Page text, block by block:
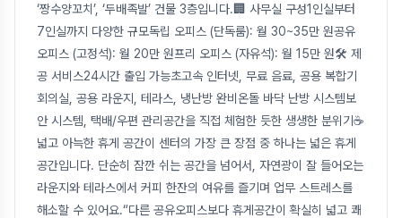
‘짱수양꼬치’, ‘두배족발’ 건물 3층입니다.🏢 사무실 구성1인실부터
7인실까지 다양한 규모독립 오피스 (단독룸): 월 30~35만 원공유
오피스 (고정석): 월 20만 원프리 오피스 (자유석): 월 15만 원🛠 제
공 서비스24시간 출입 가능초고속 인터넷, 무료 음료, 공용 복합기
회의실, 공용 라운지, 테라스, 냉난방 완비온돌 바닥 난방 시스템보
안 시스템, 택배/우편 관리공간을 직접 체험한 듯한 생생한 분위기☕
넓고 아늑한 휴게 공간이 센터의 가장 큰 장점 중 하나는 넓은 휴게
공간입니다. 단순히 잠깐 쉬는 공간을 넘어서, 자연광이 잘 들어오는
라운지와 테라스에서 커피 한잔의 여유를 즐기며 업무 스트레스를
해소할 수 있어요.“다른 공유오피스보다 휴게공간이 확실히 넓고 쾌